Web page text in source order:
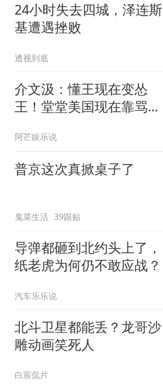
24小时失去四城，泽连斯
基遭遇挫败
透视到底
介文汲：懂王现在变怂
王！堂堂美国现在靠骂人
阿芒娱乐说
普京这次真掀桌子了
鬼菜生活 39跟贴
导弹都砸到北约头上了，
纸老虎为何仍不敢应战？
汽车乐乐说
北斗卫星都能丢？龙哥沙
雕动画笑死人
白宸侃片